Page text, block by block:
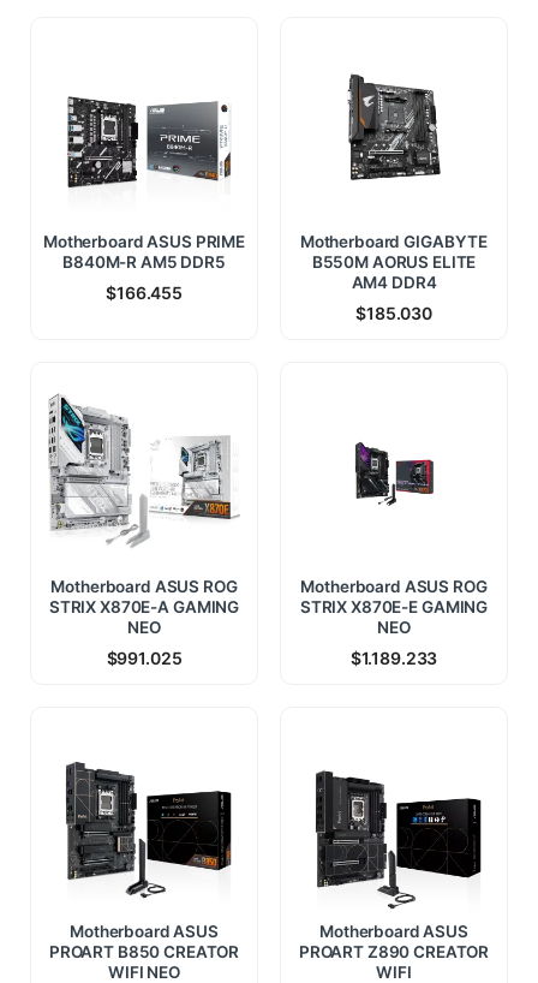
Motherboard ASUS PRIME
B840M-R AM5 DDR5
$166.455
Motherboard GIGABYTE
B550M AORUS ELITE
AM4 DDR4
$185.030
Motherboard ASUS ROG
STRIX X870E-A GAMING
NEO
$991.025
Motherboard ASUS ROG
STRIX X870E-E GAMING
NEO
$1.189.233
Motherboard ASUS
PROART B850 CREATOR
WIFI NEO
Motherboard ASUS
PROART Z890 CREATOR
WIFI